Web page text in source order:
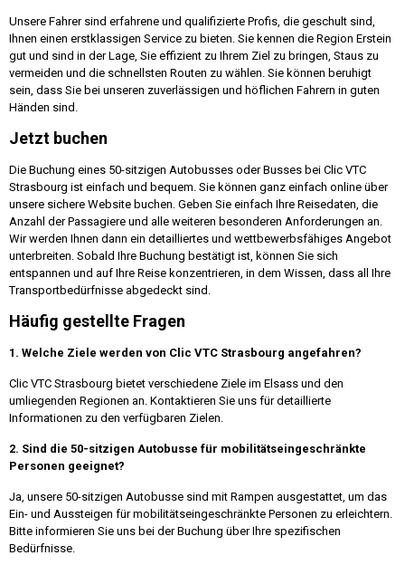
Unsere Fahrer sind erfahrene und qualifizierte Profis, die geschult sind,
Ihnen einen erstklassigen Service zu bieten. Sie kennen die Region Erstein
gut und sind in der Lage, Sie effizient zu Ihrem Ziel zu bringen, Staus zu
vermeiden und die schnellsten Routen zu wählen. Sie können beruhigt
sein, dass Sie bei unseren zuverlässigen und höflichen Fahrern in guten
Händen sind.
Jetzt buchen
Die Buchung eines 50-sitzigen Autobusses oder Busses bei Clic VTC
Strasbourg ist einfach und bequem. Sie können ganz einfach online über
unsere sichere Website buchen. Geben Sie einfach Ihre Reisedaten, die
Anzahl der Passagiere und alle weiteren besonderen Anforderungen an.
Wir werden Ihnen dann ein detailliertes und wettbewerbsfähiges Angebot
unterbreiten. Sobald Ihre Buchung bestätigt ist, können Sie sich
entspannen und auf Ihre Reise konzentrieren, in dem Wissen, dass all Ihre
Transportbedürfnisse abgedeckt sind.
Häufig gestellte Fragen
1. Welche Ziele werden von Clic VTC Strasbourg angefahren?
Clic VTC Strasbourg bietet verschiedene Ziele im Elsass und den
umliegenden Regionen an. Kontaktieren Sie uns für detaillierte
Informationen zu den verfügbaren Zielen.
2. Sind die 50-sitzigen Autobusse für mobilitätseingeschränkte
Personen geeignet?
Ja, unsere 50-sitzigen Autobusse sind mit Rampen ausgestattet, um das
Ein- und Aussteigen für mobilitätseingeschränkte Personen zu erleichtern.
Bitte informieren Sie uns bei der Buchung über Ihre spezifischen
Bedürfnisse.